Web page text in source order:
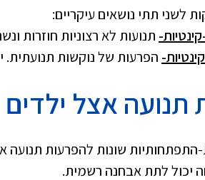
לשני תתי נושאים עיקריים:
תנועות לא רצוניות חוזרות
הפרעות של נוקשות תנועתית.
תנועה אצל ילדים
התפתחותיות שונות להפרעות
יכול לתת אבחנה רשמית.